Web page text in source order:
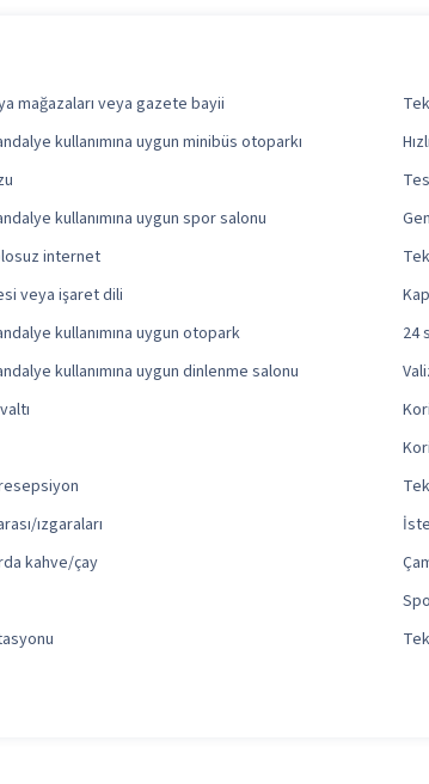
mağazaları veya gazete bayii
kullanımına uygun minibüs otoparkı
kullanımına uygun spor salonu
internet
veya işaret dili
kullanımına uygun otopark
24
kullanımına uygun dinlenme salonu
ızgaraları
kahve/çay